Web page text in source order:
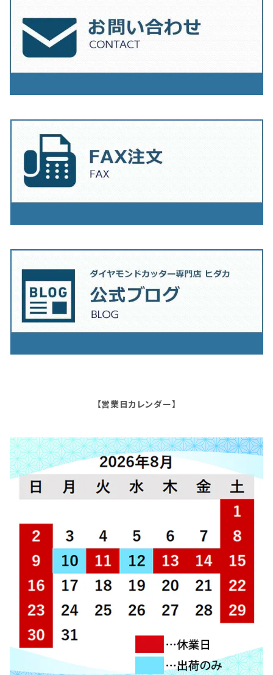
【営業日カレンダー】